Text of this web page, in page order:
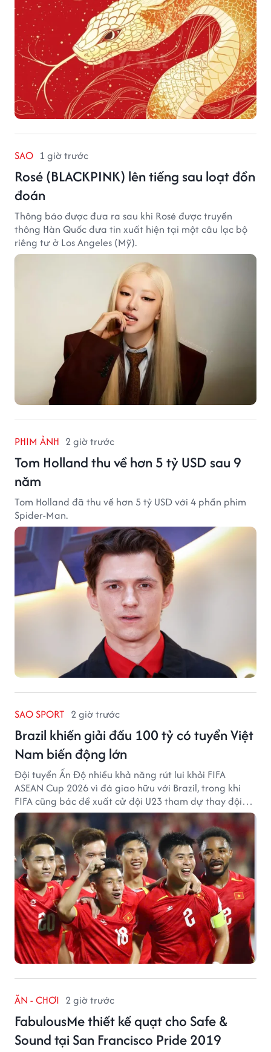
SAO 1 giờ trước
Rosé (BLACKPINK) lên tiếng sau loạt đồn
đoán
Thông báo được đưa ra sau khi Rosé được truyền
thông Hàn Quốc đưa tin xuất hiện tại một câu lạc bộ
riêng tư ở Los Angeles (Mỹ).
PHIM ẢNH 2 giờ trước
Tom Holland thu về hơn 5 tỷ USD sau 9
năm
Tom Holland đã thu về hơn 5 tỷ USD với 4 phần phim
Spider-Man.
SAO SPORT 2 giờ trước
Brazil khiến giải đấu 100 tỷ có tuyển Việt
Nam biến động lớn
Đội tuyển Ấn Độ nhiều khả năng rút lui khỏi FIFA
ASEAN Cup 2026 vì đá giao hữu với Brazil, trong khi
FIFA cũng bác đề xuất cử đội U23 tham dự thay đội
tuyển quốc gia.
ĂN - CHƠI 2 giờ trước
FabulousMe thiết kế quạt cho Safe &
Sound tại San Francisco Pride 2019